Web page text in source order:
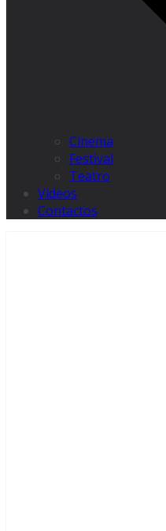
Cinema
Festival
Teatro
Videos
Contactos